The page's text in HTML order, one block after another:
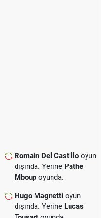
Romain Del Castillo oyun
dışında. Yerine Pathe
Mboup oyunda.
Hugo Magnetti oyun
dışında. Yerine Lucas